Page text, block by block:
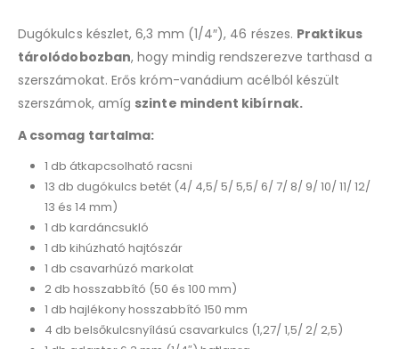
Dugókulcs készlet, 6,3 mm (1/4″), 46 részes. Praktikus
tárolódobozban, hogy mindig rendszerezve tarthasd a
szerszámokat. Erős króm-vanádium acélból készült
szerszámok, amíg szinte mindent kibírnak.
A csomag tartalma:
1 db átkapcsolható racsni
13 db dugókulcs betét (4/ 4,5/ 5/ 5,5/ 6/ 7/ 8/ 9/ 10/ 11/ 12/
13 és 14 mm)
1 db kardáncsukló
1 db kihúzható hajtószár
1 db csavarhúzó markolat
2 db hosszabbító (50 és 100 mm)
1 db hajlékony hosszabbító 150 mm
4 db belsőkulcsnyílású csavarkulcs (1,27/ 1,5/ 2/ 2,5)